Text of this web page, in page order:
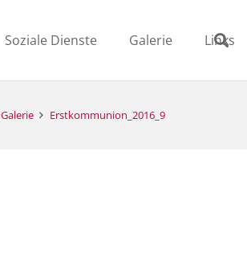
Soziale Dienste Galerie Links
Galerie Erstkommunion_2016_9